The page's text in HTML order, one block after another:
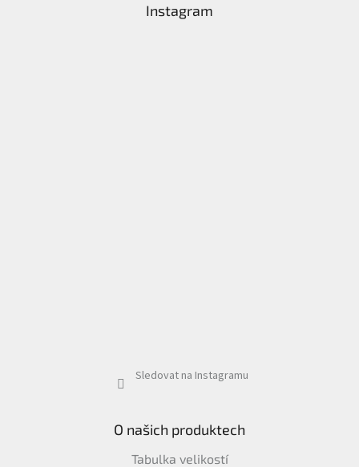
Instagram
Sledovat na Instagramu
O našich produktech
Tabulka velikostí